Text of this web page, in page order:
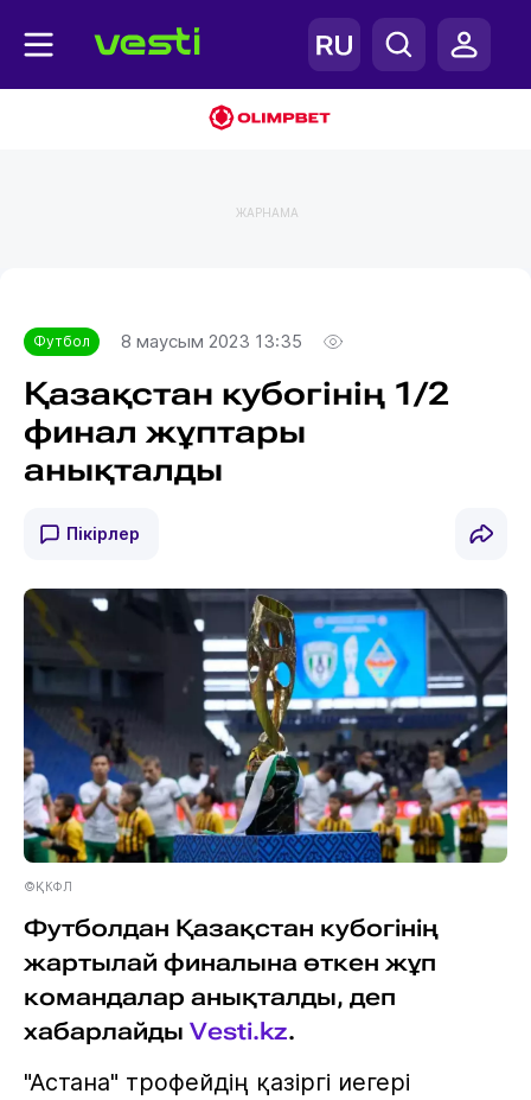
ЖАРНАМА
Футбол 8 маусым 2023 13:35
Қазақстан кубогінің 1/2
финал жұптары
анықталды
Пікірлер
©ҚКФЛ
Футболдан Қазақстан кубогінің
жартылай финалына өткен жұп
командалар анықталды, деп
хабарлайды Vesti.kz.
"Астана" трофейдің қазіргі иегері